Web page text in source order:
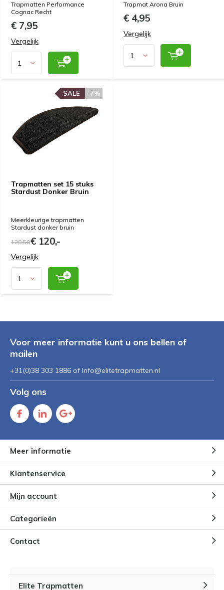
Trapmatten Performance
Cognac Recht
€ 7,95
Vergelijk
Trapmat Arona Bruin
€ 4,95
Vergelijk
Trapmatten set 15 stuks
Stardust Donker Bruin
Meerkleurige trapmatten
Stardust donker bruin
128,50€ 120,-
-7%
SALE
Vergelijk
-7%
SALE
Voor meer informatie kunt u ons bellen of
mailen
+31(0)38 303 1886 of Info@elitetrapmatten.nl
Volg ons
Meer informatie
Klantenservice
Mijn account
Categorieën
Contact
Elite Trapmatten